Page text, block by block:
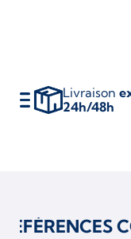
Livraison
24h/48h
RÉFÉRENCES